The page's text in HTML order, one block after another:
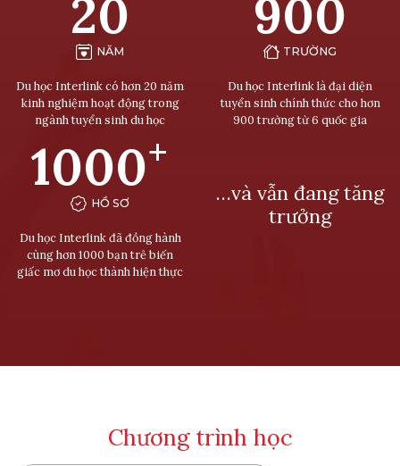
20
NĂM
Du học Interlink có hơn 20 năm
kinh nghiệm hoạt động trong
ngành tuyển sinh du học
900
TRƯỜNG
Du học Interlink là đại diện
tuyển sinh chính thức cho hơn
900 trường từ 6 quốc gia
1000+
HỒ SƠ
Du học Interlink đã đồng hành
cùng hơn 1000 bạn trẻ biến
giấc mơ du học thành hiện thực
…và vẫn đang tăng
trưởng
Chương trình học